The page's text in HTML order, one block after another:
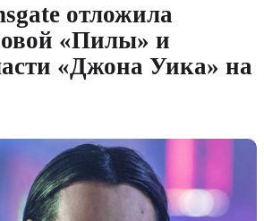
отложила
«Пилы» и
«Джона Уика» на